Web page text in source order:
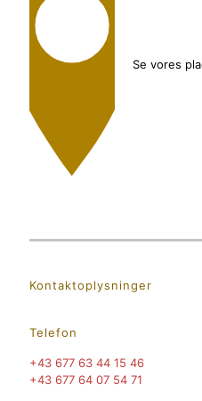
Se vores
Kontaktoplysninger
Telefon
+43 677 63 44 15 46
+43 677 64 07 54 71